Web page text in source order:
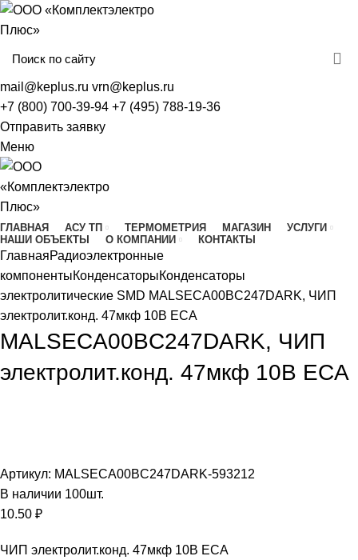
mail@keplus.ru vrn@keplus.ru
+7 (800) 700-39-94 +7 (495) 788-19-36
Отправить заявку
Меню
ГЛАВНАЯ АСУ ТП ТЕРМОМЕТРИЯ МАГАЗИН
УСЛУГИ
НАШИ ОБЪЕКТЫ
О КОМПАНИИ КОНТАКТЫ
ГлавнаяРадиоэлектронные
компонентыКонденсаторыКонденсаторы
электролитические SMD MALSECA00BC247DARK, ЧИП
электролит.конд. 47мкф 10В ECA
MALSECA00BC247DARK, ЧИП
электролит.конд. 47мкф 10В ECA
Артикул: MALSECA00BC247DARK-593212
В наличии 100шт.
10.50 ₽
ЧИП электролит.конд. 47мкф 10В ECA